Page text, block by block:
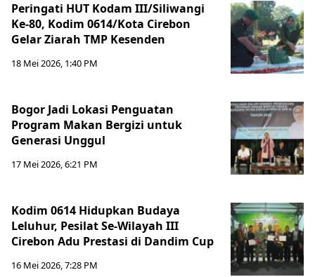
Peringati HUT Kodam III/Siliwangi
Ke-80, Kodim 0614/Kota Cirebon
Gelar Ziarah TMP Kesenden
18 Mei 2026, 1:40 PM
Bogor Jadi Lokasi Penguatan
Program Makan Bergizi untuk
Generasi Unggul
17 Mei 2026, 6:21 PM
Kodim 0614 Hidupkan Budaya
Leluhur, Pesilat Se-Wilayah III
Cirebon Adu Prestasi di Dandim Cup
16 Mei 2026, 7:28 PM